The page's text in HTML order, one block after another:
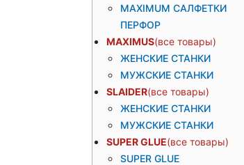
MAXIMUM САЛФЕТКИ
ПЕРФОР
MAXIMUS
ЖЕНСКИЕ СТАНКИ
МУЖСКИЕ СТАНКИ
SLAIDER
ЖЕНСКИЕ СТАНКИ
МУЖСКИЕ СТАНКИ
SUPER GLUE
SUPER GLUE